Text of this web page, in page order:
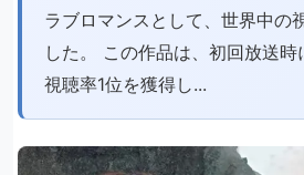
ラブロマンスとして、世界中の
した。 この作品は、初回放送
視聴率1位を獲得し...